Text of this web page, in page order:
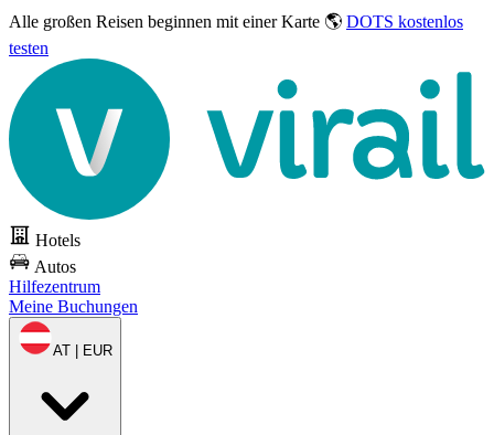
Alle großen Reisen beginnen mit einer Karte 🌎 DOTS kostenlos
testen
Hotels
Autos
Hilfezentrum
Meine Buchungen
AT | EUR